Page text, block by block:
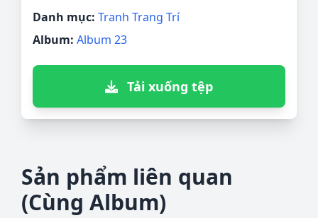
Danh mục: Tranh Trang Trí
Album: Album 23
Tải xuống tệp
Sản phẩm liên quan
(Cùng Album)